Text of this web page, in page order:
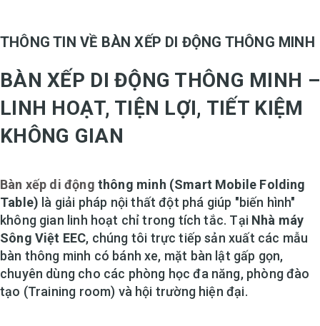
THÔNG TIN VỀ BÀN XẾP DI ĐỘNG THÔNG MINH
BÀN XẾP DI ĐỘNG THÔNG MINH –
LINH HOẠT, TIỆN LỢI, TIẾT KIỆM
KHÔNG GIAN
Bàn xếp di động thông minh (Smart Mobile Folding
Table) là giải pháp nội thất đột phá giúp "biến hình"
không gian linh hoạt chỉ trong tích tắc. Tại Nhà máy
Sông Việt EEC, chúng tôi trực tiếp sản xuất các mẫu
bàn thông minh có bánh xe, mặt bàn lật gấp gọn,
chuyên dùng cho các phòng học đa năng, phòng đào
tạo (Training room) và hội trường hiện đại.